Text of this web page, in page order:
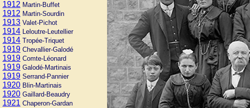
1912 Martin-Buffet
1912 Martin-Sourdin
1913 Valet-Pichot
1914 Leloutre-Leutellier
1914 Tropée-Triquet
1919 Chevallier-Galodé
1919 Comte-Léonard
1919 Galodé-Martinais
1919 Serrand-Pannier
1920 Blin-Martinais
1920 Gaillard-Beaudry
1921 Chaperon-Gardan